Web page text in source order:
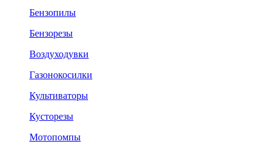
Бензопилы
Бензорезы
Воздуходувки
Газонокосилки
Культиваторы
Кусторезы
Мотопомпы